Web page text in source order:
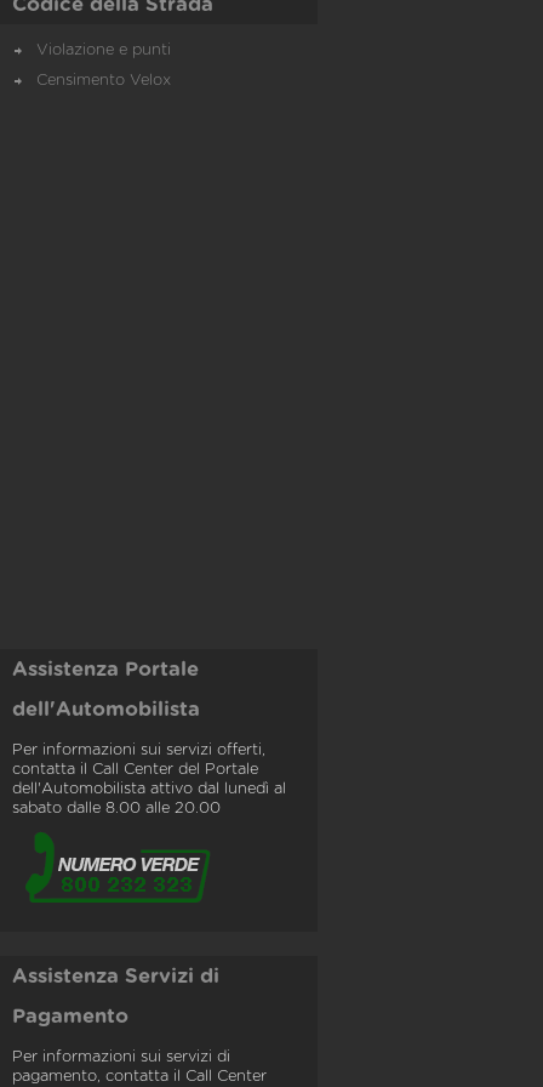
Codice della Strada
Violazione e punti
Censimento Velox
Assistenza Portale
dell'Automobilista
Per informazioni sui servizi offerti,
contatta il Call Center del Portale
dell'Automobilista attivo dal lunedì al
sabato dalle 8.00 alle 20.00
Assistenza Servizi di
Pagamento
Per informazioni sui servizi di
pagamento, contatta il Call Center